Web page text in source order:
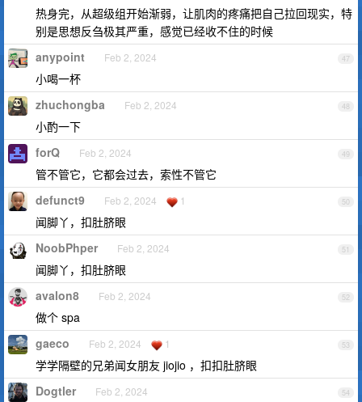
热身完，从超级组开始渐弱，让肌肉的疼痛把自己拉回现实，特
别是思想反刍极其严重，感觉已经收不住的时候
47
anypoint Feb 2, 2024
小喝一杯
48
zhuchongba Feb 2, 2024
小酌一下
49
forQ Feb 2, 2024
管不管它，它都会过去，索性不管它
50
defunct9 Feb 2, 2024 1
闻脚丫，扣肚脐眼
51
NoobPhper Feb 2, 2024
闻脚丫，扣肚脐眼
52
avalon8 Feb 2, 2024
做个 spa
53
gaeco Feb 2, 2024 1
学学隔壁的兄弟闻女朋友 jiojio ，扣扣肚脐眼
54
Dogtler Feb 2, 2024